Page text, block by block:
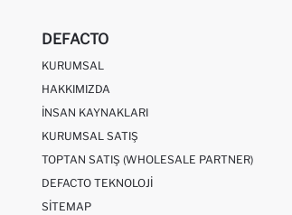
DEFACTO
KURUMSAL
HAKKIMIZDA
İNSAN KAYNAKLARI
KURUMSAL SATIŞ
TOPTAN SATIŞ (WHOLESALE PARTNER)
DEFACTO TEKNOLOJI
SITEMAP